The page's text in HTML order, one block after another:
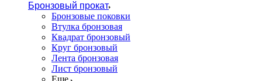
Бронзовый прокат
Бронзовые поковки
Втулка бронзовая
Квадрат бронзовый
Круг бронзовый
Лента бронзовая
Лист бронзовый
Еще